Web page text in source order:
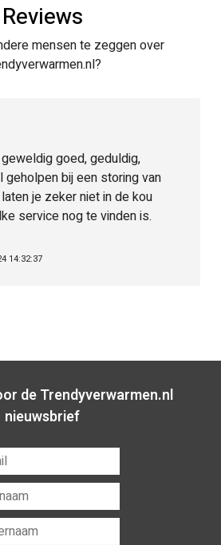
Reviews
mensen te zeggen over
goed, geduldig,
geholpen bij een storing van
je zeker niet in de kou
service nog te vinden is.
14:32:37
de Trendyverwarmen.nl
nieuwsbrief